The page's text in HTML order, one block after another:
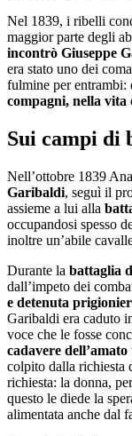
Nel 1839, i ribelli
maggior parte degli
incontrò Giuseppe
era stato uno dei
fulmine per
compagni, nella vita
Sui campi di
Nell’ottobre 1839
Garibaldi, seguì il
assieme a lui alla
occupandosi spesso
inoltre un’abile
Durante la battaglia
dall’impeto dei
e detenuta
Garibaldi era caduto
voce che le fosse
cadavere
colpito dalla richiesta
richiesta: la donna,
questo le diede la
alimentata anche dal